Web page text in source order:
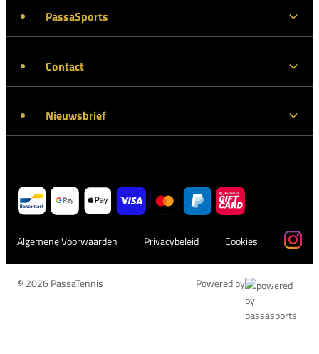
PassaSports
Contact
Nieuwsbrief
Algemene Voorwaarden Privacybeleid Cookies
© 2026 PassaTennis Powered by